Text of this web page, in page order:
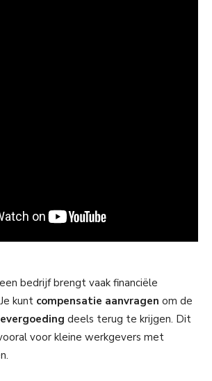
bedrijf brengt vaak financiële
kunt compensatie aanvragen om de
deels terug te krijgen. Dit
voor kleine werkgevers met